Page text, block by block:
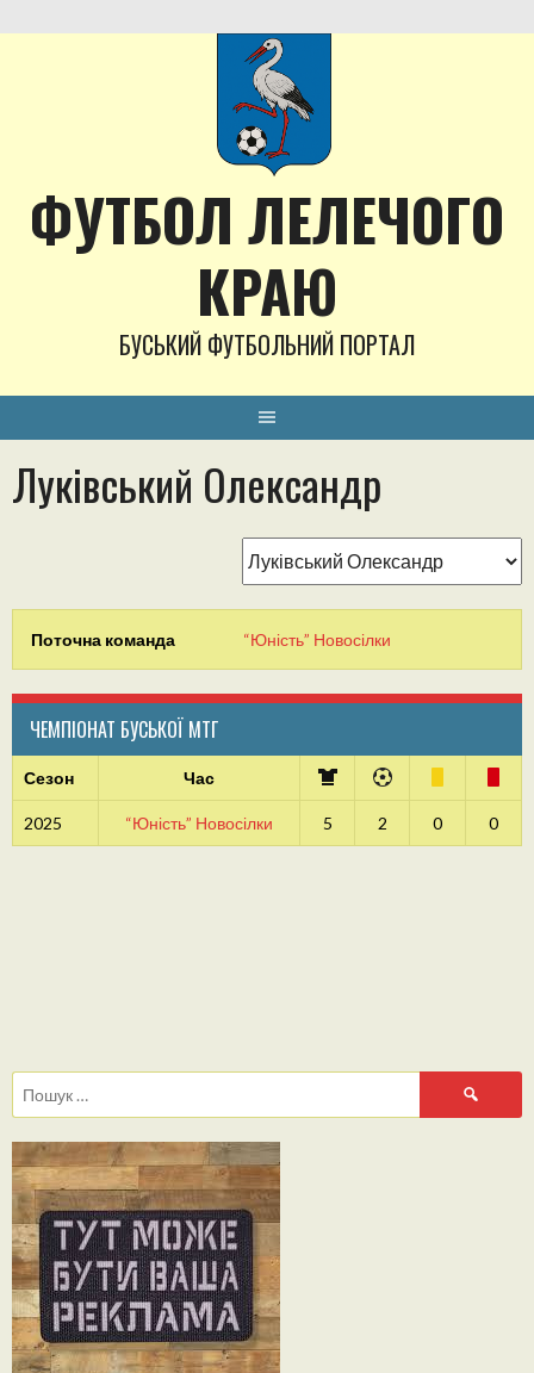
to
ФУТБОЛ ЛЕЛЕЧОГО
КРАЮ
БУСЬКИЙ ФУТБОЛЬНИЙ ПОРТАЛ
Луківський Олександр
Поточна команда “Юність” Новосілки
ЧЕМПІОНАТ БУСЬКОЇ МТГ
Сезон Час
2025 “Юність” Новосілки 5 2 0 0
Пошук: